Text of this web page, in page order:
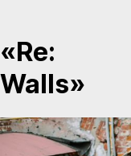
«Re:
Walls»